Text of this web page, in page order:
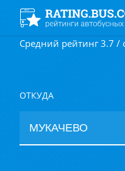
Средний рейтинг 3.7 /
ОТКУДА